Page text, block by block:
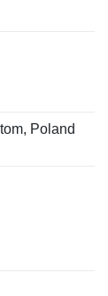
Poland